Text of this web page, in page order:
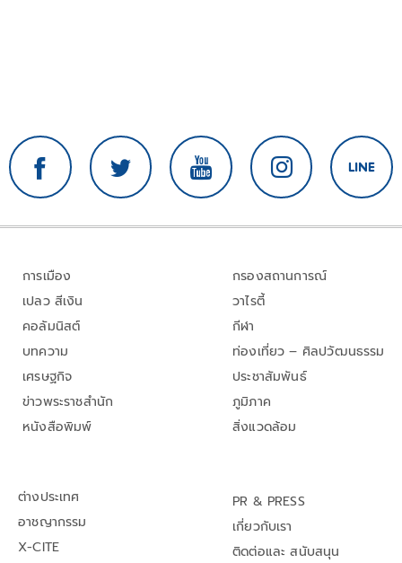
การเมือง
เปลว สีเงิน
คอลัมนิสต์
บทความ
เศรษฐกิจ
ข่าวพระราชสำนัก
หนังสือพิมพ์
กรองสถานการณ์
วาไรตี้
กีฬา
ท่องเที่ยว – ศิลปวัฒนธรรม
ประชาสัมพันธ์
ภูมิภาค
สิ่งแวดล้อม
ต่างประเทศ
อาชญากรรม
X-CITE
PR & PRESS
เกี่ยวกับเรา
ติดต่อและ สนับสนุน